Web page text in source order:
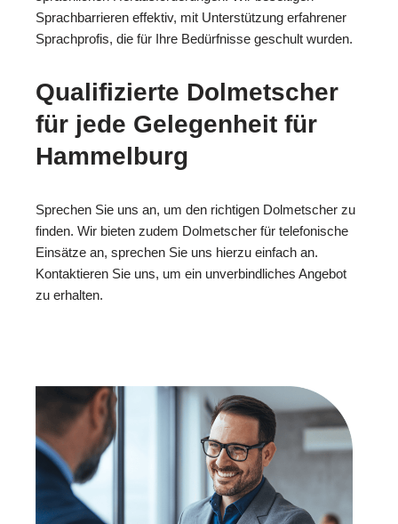
Sprachbarrieren effektiv, mit Unterstützung erfahrener
Sprachprofis, die für Ihre Bedürfnisse geschult wurden.
Qualifizierte Dolmetscher
für jede Gelegenheit für
Hammelburg
Sprechen Sie uns an, um den richtigen Dolmetscher zu
finden. Wir bieten zudem Dolmetscher für telefonische
Einsätze an, sprechen Sie uns hierzu einfach an.
Kontaktieren Sie uns, um ein unverbindliches Angebot
zu erhalten.